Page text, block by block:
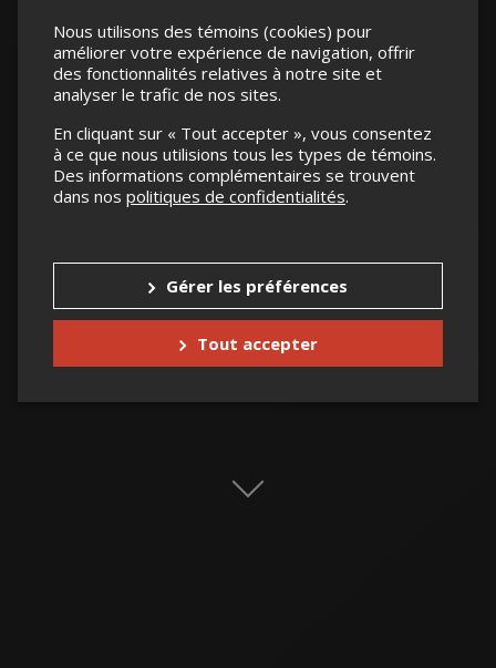
un cadeau
original
Nous utilisons des témoins (cookies) pour
améliorer votre expérience de navigation, offrir
des fonctionnalités relatives à notre site et
analyser le trafic de nos sites.
En cliquant sur « Tout accepter », vous consentez
à ce que nous utilisions tous les types de témoins.
Des informations complémentaires se trouvent
dans nos politiques de confidentialités.
Gérer les préférences
Tout accepter